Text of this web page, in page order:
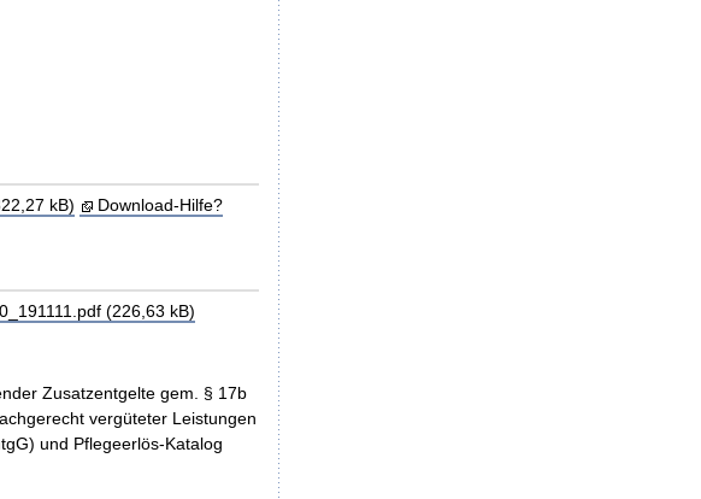
kB)
Download-Hilfe?
(226,63 kB)
Zusatzentgelte gem. § 17b
vergüteter Leistungen
und Pflegeerlös-Katalog